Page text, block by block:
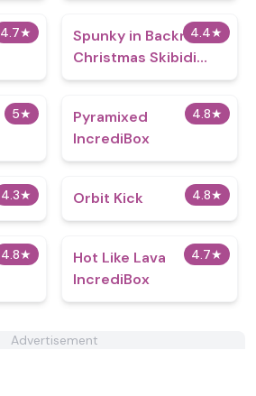
4.7★ 4.4★
Spunky in Backrooms
Christmas Skibidi
Terrors
5★ 4.8★
Pyramixed
IncrediBox
4.3★ 4.8★
Orbit Kick
4.8★ 4.7★
Hot Like Lava
IncrediBox
Advertisement